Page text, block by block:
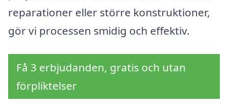
reparationer eller större konstruktioner,
gör vi processen smidig och effektiv.
Få 3 erbjudanden, gratis och utan
förpliktelser